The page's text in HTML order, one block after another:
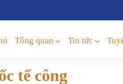
Tổng quan Tin tức
tế công